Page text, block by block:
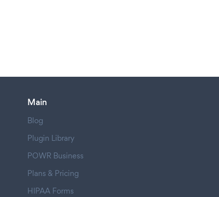
Main
Blog
Plugin Library
POWR Business
Plans & Pricing
HIPAA Forms